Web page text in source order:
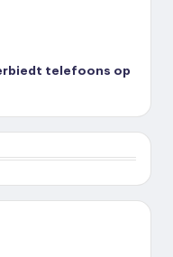
telefoons op